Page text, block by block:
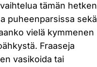
tämän hetken
puheenparsissa sekä
vielä kymmenen
Fraaseja
vasikoida tai